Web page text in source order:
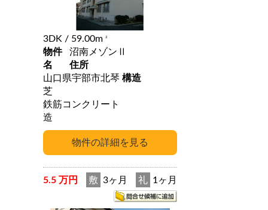
3DK / 59.00m 2
物件
名
沼南メゾンⅡ
住所
山口県宇部市北琴
芝
構造
鉄筋コンクリート
造
5.5 万円 敷 3ヶ月 礼 1ヶ月